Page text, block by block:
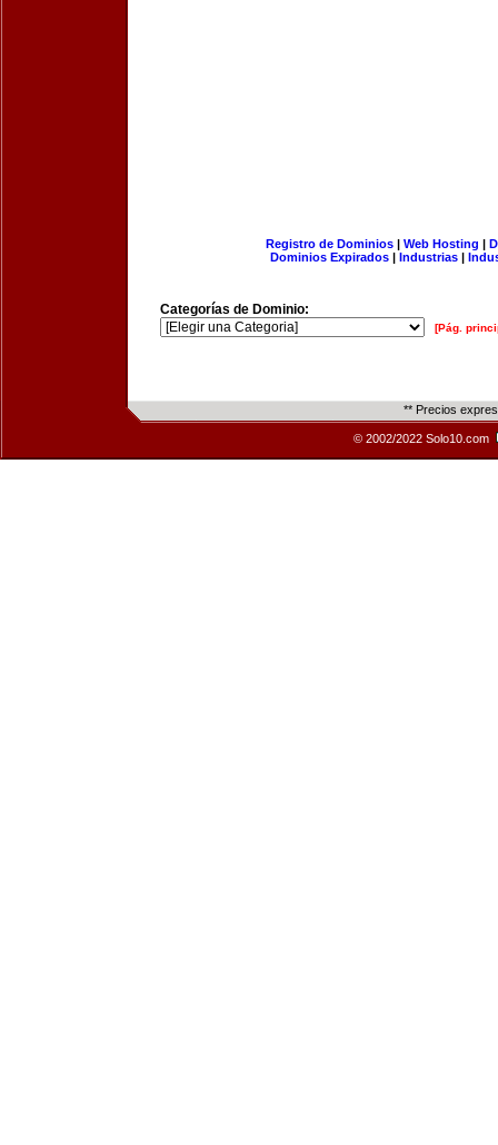
Registro de Dominios| Web Hosting |
Dominios Expirados | Industrias |
Categorías de Dominio:
[Pág.
** Precios
© 2002/2022 Solo10.com